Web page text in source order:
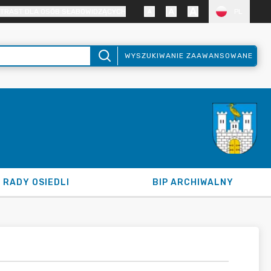
WYSZUKIWANIE ZAAWANSOWANE
RADY OSIEDLI BIP ARCHIWALNY